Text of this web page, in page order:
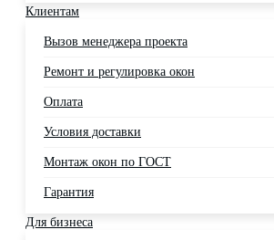
Клиентам
Вызов менеджера проекта
Ремонт и регулировка окон
Оплата
Условия доставки
Монтаж окон по ГОСТ
Гарантия
Для бизнеса